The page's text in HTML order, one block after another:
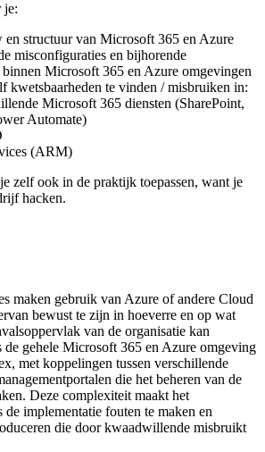
je:
en structuur van Microsoft 365 en Azure
misconfiguraties en bijhorende
binnen Microsoft 365 en Azure omgevingen
kwetsbaarheden te vinden / misbruiken in:
Microsoft 365 diensten (SharePoint,
Automate)
(ARM)
zelf ook in de praktijk toepassen, want je
hacken.
maken gebruik van Azure of andere Cloud
bewust te zijn in hoeverre en op wat
van de organisatie kan
de gehele Microsoft 365 en Azure omgeving
met koppelingen tussen verschillende
die het beheren van de
Deze complexiteit maakt het
implementatie fouten te maken en
die door kwaadwillende misbruikt